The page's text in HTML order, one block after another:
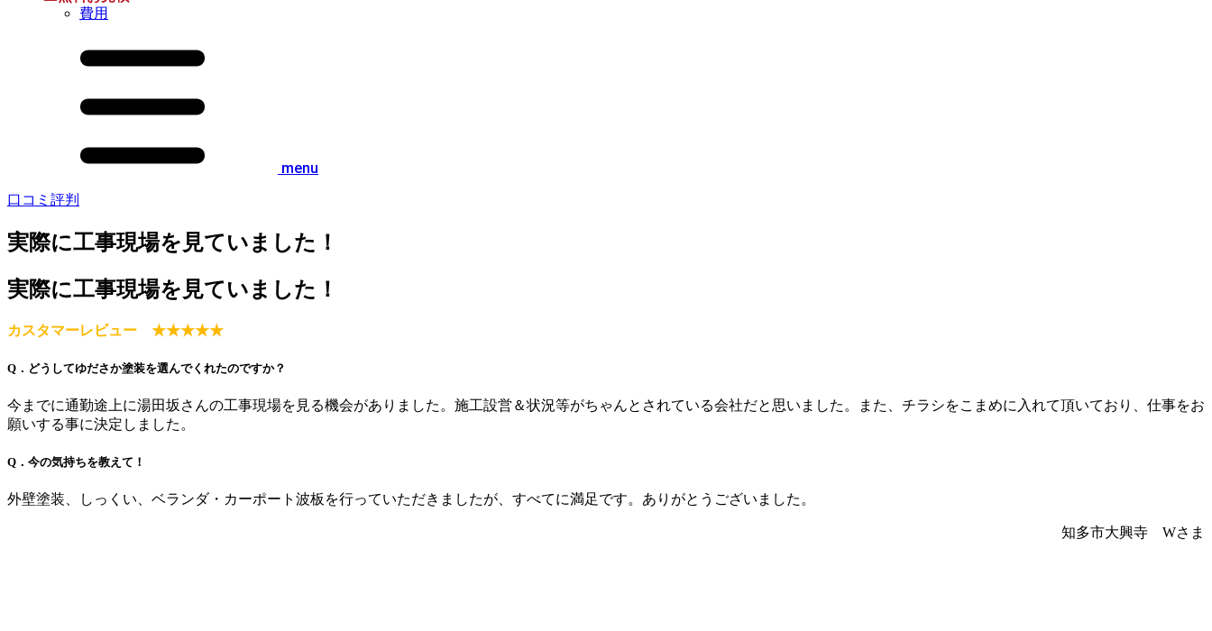
費用
menu
口コミ評判
実際に工事現場を見ていました！
実際に工事現場を見ていました！
カスタマーレビュー ★★★★★
Q．どうしてゆださか塗装を選んでくれたのですか？
今までに通勤途上に湯田坂さんの工事現場を見る機会がありました。施工設営＆状況等がちゃんとされている会社だと思いました。また、チラシをこまめに入れて頂いており、仕事をお
願いする事に決定しました。
Q．今の気持ちを教えて！
外壁塗装、しっくい、ベランダ・カーポート波板を行っていただきましたが、すべてに満足です。ありがとうございました。
知多市大興寺 Wさま